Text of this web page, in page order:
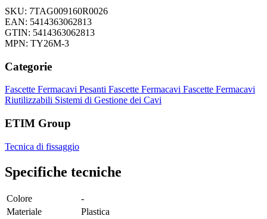
SKU: 7TAG009160R0026
EAN: 5414363062813
GTIN: 5414363062813
MPN: TY26M-3
Categorie
Fascette Fermacavi Pesanti Fascette Fermacavi Fascette Fermacavi
Riutilizzabili Sistemi di Gestione dei Cavi
ETIM Group
Tecnica di fissaggio
Specifiche tecniche
Colore
-
Materiale
Plastica